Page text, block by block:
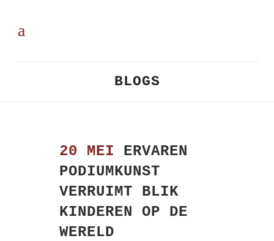
BLOGS
20 MEI
ERVAREN
PODIUMKUNST
VERRUIMT BLIK
KINDEREN OP DE
WERELD